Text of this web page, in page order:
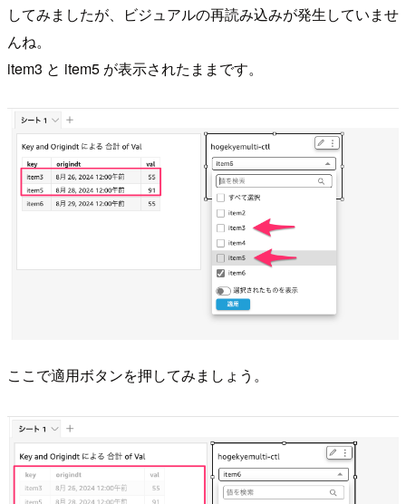
してみましたが、ビジュアルの再読み込みが発生していませ
んね。
item3 と item5 が表示されたままです。
ここで適用ボタンを押してみましょう。